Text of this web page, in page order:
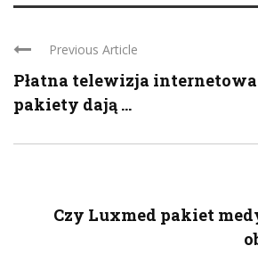
Previous Article
Płatna telewizja
pakiety dają ...
Czy Luxmed pakiet